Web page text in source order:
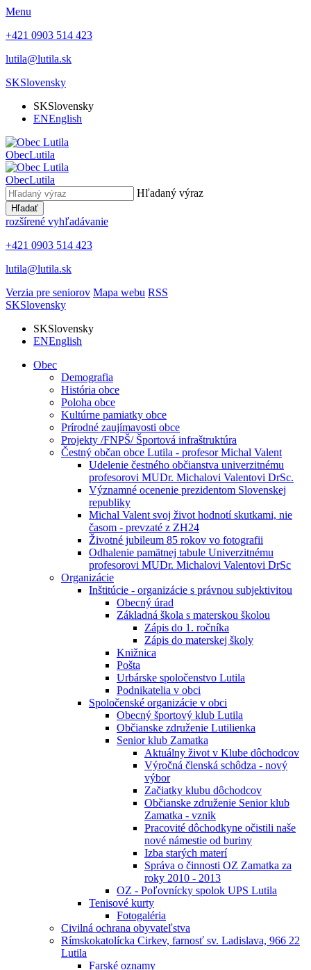
Menu
+421 0903 514 423
lutila@lutila.sk
SKSlovensky
SKSlovensky
ENEnglish
ObecLutila
ObecLutila
Hľadaný výraz
Hľadať
rozšírené vyhľadávanie
+421 0903 514 423
lutila@lutila.sk
Verzia pre seniorov Mapa webu RSS
SKSlovensky
SKSlovensky
ENEnglish
Obec
Demografia
História obce
Poloha obce
Kultúrne pamiatky obce
Prírodné zaujímavosti obce
Projekty /FNPŠ/ Športová infraštruktúra
Čestný občan obce Lutila - profesor Michal Valent
Udelenie čestného občianstva univerzitnému
profesorovi MUDr. Michalovi Valentovi DrSc.
Významné ocenenie prezidentom Slovenskej
republiky
Michal Valent svoj život hodnotí skutkami, nie
časom - prevzaté z ZH24
Životné jubileum 85 rokov vo fotografii
Odhalenie pamätnej tabule Univerzitnému
profesorovi MUDr. Michalovi Valentovi DrSc
Organizácie
Inštitúcie - organizácie s právnou subjektivitou
Obecný úrad
Základná škola s materskou školou
Zápis do 1. ročníka
Zápis do materskej školy
Knižnica
Pošta
Urbárske spoločenstvo Lutila
Podnikatelia v obci
Spoločenské organizácie v obci
Obecný športový klub Lutila
Občianske združenie Lutilienka
Senior klub Zamatka
Aktuálny život v Klube dôchodcov
Výročná členská schôdza - nový
výbor
Začiatky klubu dôchodcov
Občianske združenie Senior klub
Zamatka - vznik
Pracovité dôchodkyne očistili naše
nové námestie od buriny
Izba starých materí
Správa o činnosti OZ Zamatka za
roky 2010 - 2013
OZ - Poľovnícky spolok UPS Lutila
Tenisové kurty
Fotogaléria
Civilná ochrana obyvateľstva
Rímskokatolícka Cirkev, farnosť sv. Ladislava, 966 22
Lutila
Farské oznamy